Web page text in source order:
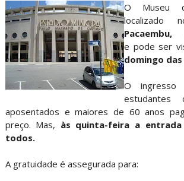
O Museu
localizado
e pode ser
domingo das
O ingresso
estudantes
aposentados e maiores de 60 anos
preço. Mas, às quinta-feira a
todos.
A gratuidade é assegurada para: